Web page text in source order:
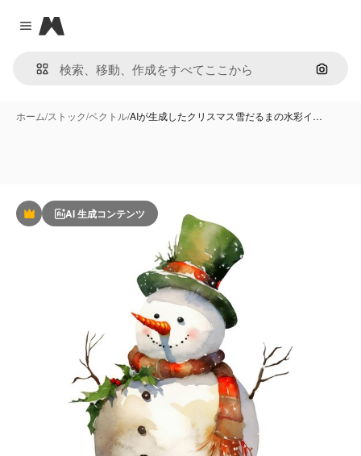
Close menu
Magnific
画像で
ホーム/ストック/ベクトル/AIが生成したクリスマス雪だるまの水彩イ…
PremiumAI 生成コンテンツ